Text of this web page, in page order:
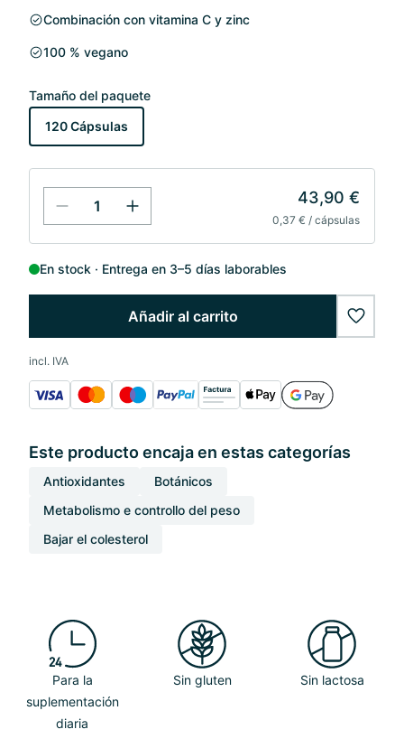
Combinación con vitamina C y zinc
100 % vegano
Tamaño del paquete
120 Cápsulas
43,90 €
0,37 € / cápsulas
En stock Entrega en 3–5 días laborables
Añadir al carrito
incl. IVA
Este producto encaja en estas categorías
Antioxidantes
Botánicos
Metabolismo e controllo del peso
Bajar el colesterol
Para la
suplementación
diaria
Sin gluten Sin lactosa